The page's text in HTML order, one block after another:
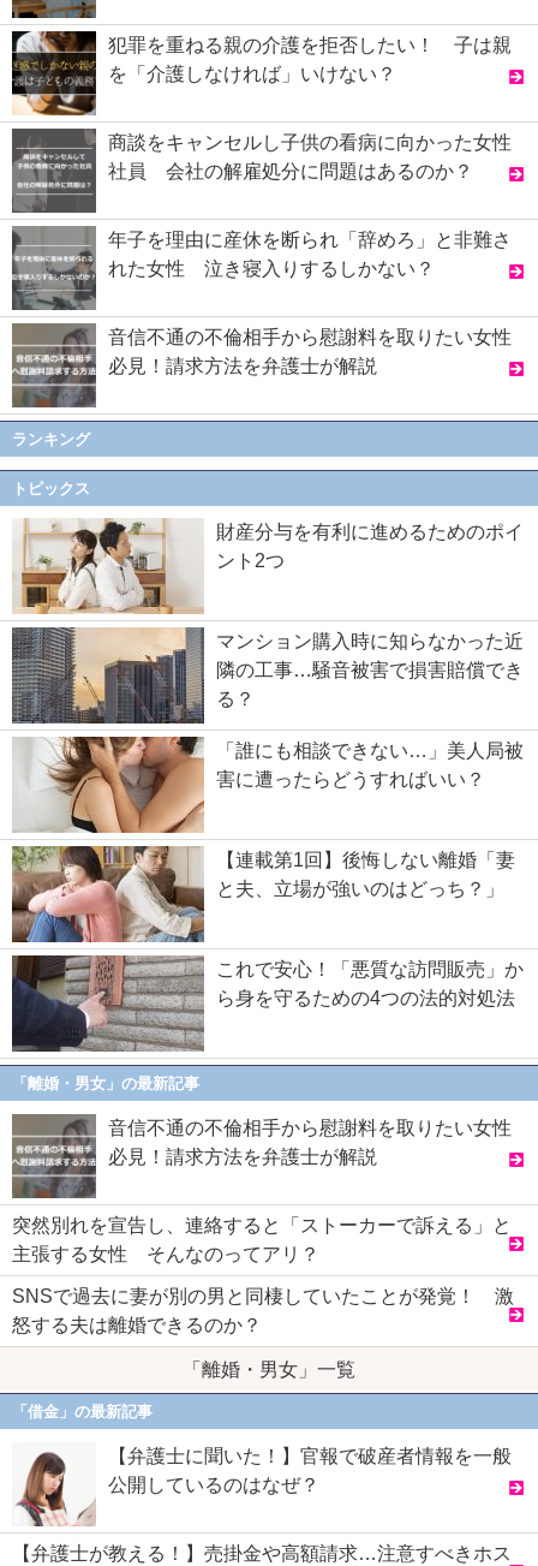
犯罪を重ねる親の介護を拒否したい！ 子は親
を「介護しなければ」いけない？
商談をキャンセルし子供の看病に向かった女性
社員 会社の解雇処分に問題はあるのか？
年子を理由に産休を断られ「辞めろ」と非難さ
れた女性 泣き寝入りするしかない？
音信不通の不倫相手から慰謝料を取りたい女性
必見！請求方法を弁護士が解説
ランキング
トピックス
財産分与を有利に進めるためのポイ
ント2つ
マンション購入時に知らなかった近
隣の工事…騒音被害で損害賠償でき
る？
「誰にも相談できない…」美人局被
害に遭ったらどうすればいい？
【連載第1回】後悔しない離婚「妻
と夫、立場が強いのはどっち？」
これで安心！「悪質な訪問販売」か
ら身を守るための4つの法的対処法
「離婚・男女」の最新記事
音信不通の不倫相手から慰謝料を取りたい女性
必見！請求方法を弁護士が解説
突然別れを宣告し、連絡すると「ストーカーで訴える」と
主張する女性 そんなのってアリ？
SNSで過去に妻が別の男と同棲していたことが発覚！ 激
怒する夫は離婚できるのか？
「離婚・男女」一覧
「借金」の最新記事
【弁護士に聞いた！】官報で破産者情報を一般
公開しているのはなぜ？
【弁護士が教える！】売掛金や高額請求…注意すべきホス